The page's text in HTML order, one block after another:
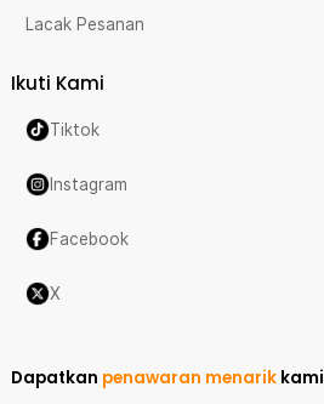
Lacak Pesanan
Ikuti Kami
Tiktok
Instagram
Facebook
X
Dapatkan penawaran menarik